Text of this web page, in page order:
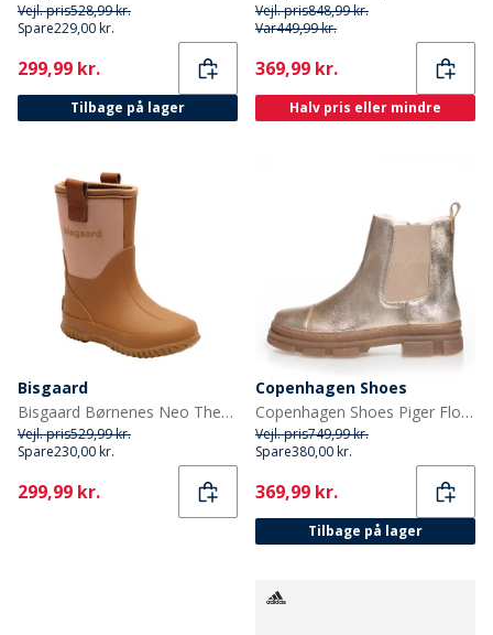
Vejl. pris528,99 kr.
Spare229,00 kr.
Current
299,99 kr.
Tilbage på lager
Vejl. pris848,99 kr.
Var449,99 kr.
Current
369,99 kr.
Halv pris eller mindre
Bisgaard
Bisgaard Børnenes Neo Thermo Gummistøvler Nud
Vejl. pris529,99 kr.
Spare230,00 kr.
Current
299,99 kr.
Copenhagen Shoes
Copenhagen Shoes Piger Flotte Lave Støvler 012 Guld Metallic
Vejl. pris749,99 kr.
Spare380,00 kr.
Current
369,99 kr.
Tilbage på lager